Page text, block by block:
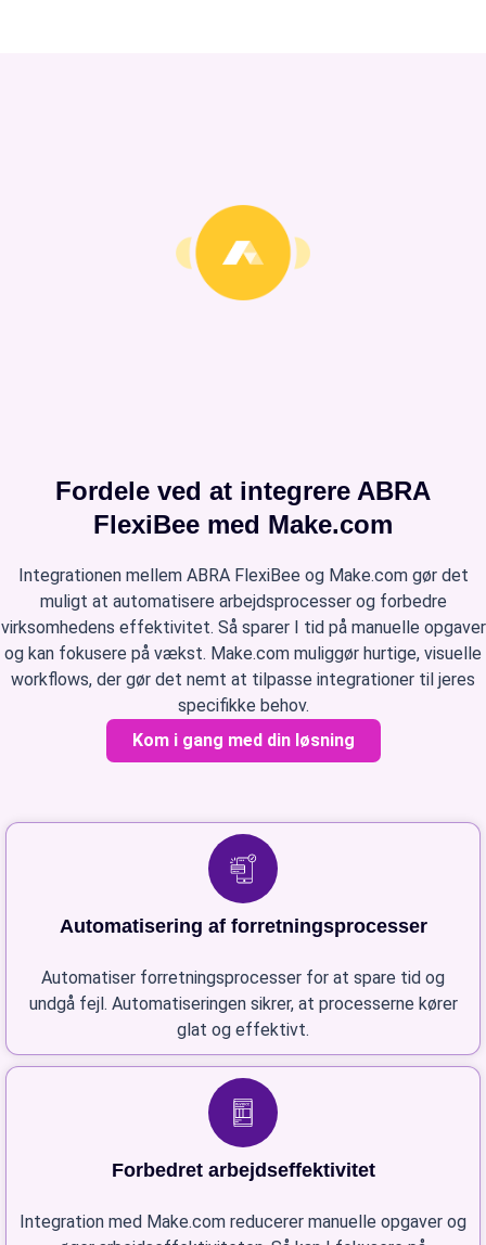
Fordele ved at integrere ABRA
FlexiBee med Make.com
Integrationen mellem ABRA FlexiBee og Make.com gør det
muligt at automatisere arbejdsprocesser og forbedre
virksomhedens effektivitet. Så sparer I tid på manuelle opgaver
og kan fokusere på vækst. Make.com muliggør hurtige, visuelle
workflows, der gør det nemt at tilpasse integrationer til jeres
specifikke behov.
Kom i gang med din løsning
Automatisering af forretningsprocesser
Automatiser forretningsprocesser for at spare tid og
undgå fejl. Automatiseringen sikrer, at processerne kører
glat og effektivt.
Forbedret arbejdseffektivitet
Integration med Make.com reducerer manuelle opgaver og